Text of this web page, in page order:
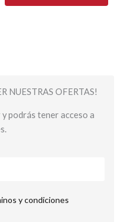
NUESTRAS OFERTAS!
podrás tener acceso a
y condiciones